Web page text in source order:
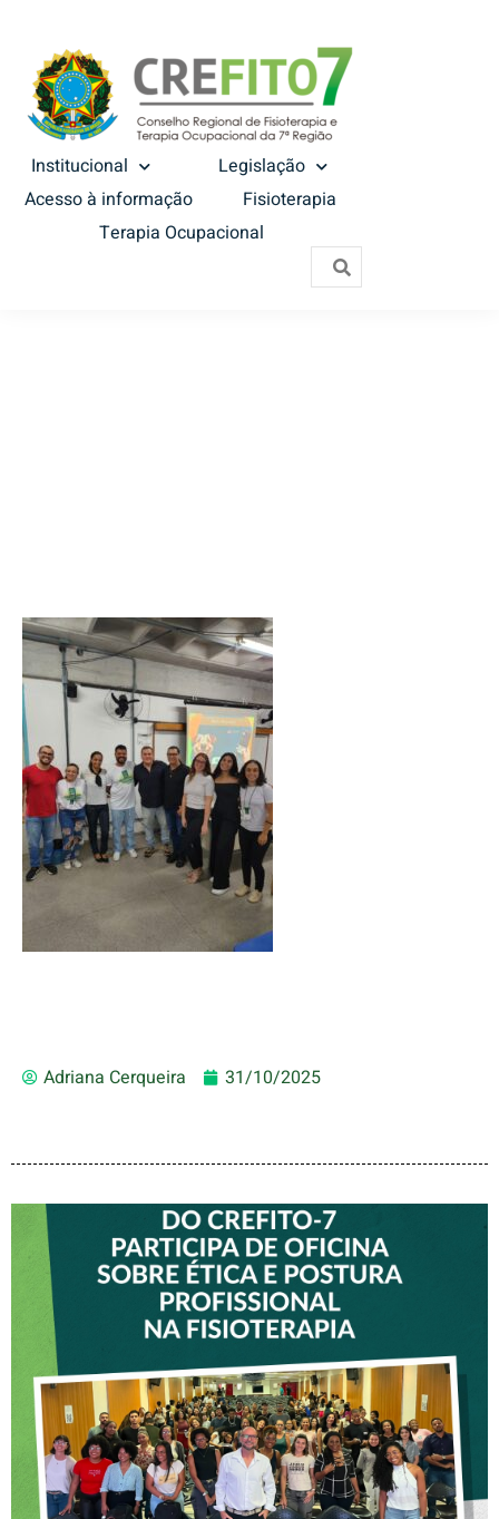
Institucional
Legislação
Acesso à informação
Fisioterapia
Terapia Ocupacional
Adriana Cerqueira 31/10/2025
VICE-PRESIDENTE DO
CREFITO-7 PARTICIPA DE
OFICINA SOBRE ÉTICA E
POSTURA PROFISSIONAL
NA FISIOTERAPIA